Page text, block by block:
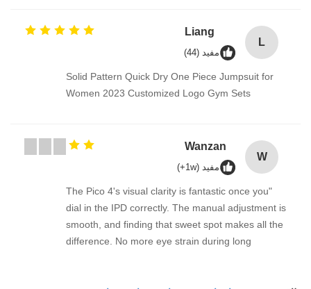
L
Liang
مفيد (44)
Solid Pattern Quick Dry One Piece Jumpsuit for
Women 2023 Customized Logo Gym Sets
W
Wanzan
مفيد (1w+)
"The Pico 4's visual clarity is fantastic once you
dial in the IPD correctly. The manual adjustment is
smooth, and finding that sweet spot makes all the
difference. No more eye strain during long